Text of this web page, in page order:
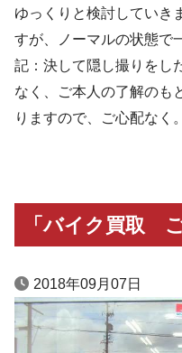
ゆっくりと検討していき
すが、ノーマルの状態で
記：決して隠し撮りをし
なく、ご本人の了解のも
りますので、ご心配なく。
「バイク買取 ご
2018年09月07日